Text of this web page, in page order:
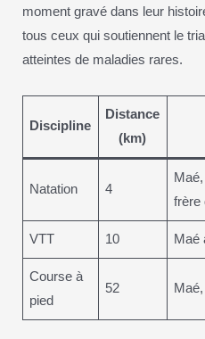
moment gravé dans leur
tous ceux qui soutiennent le
atteintes de maladies rares.
Discipline
Distance
(km)
Natation 4
frère
VTT 10 Maé
Course à
pied
52